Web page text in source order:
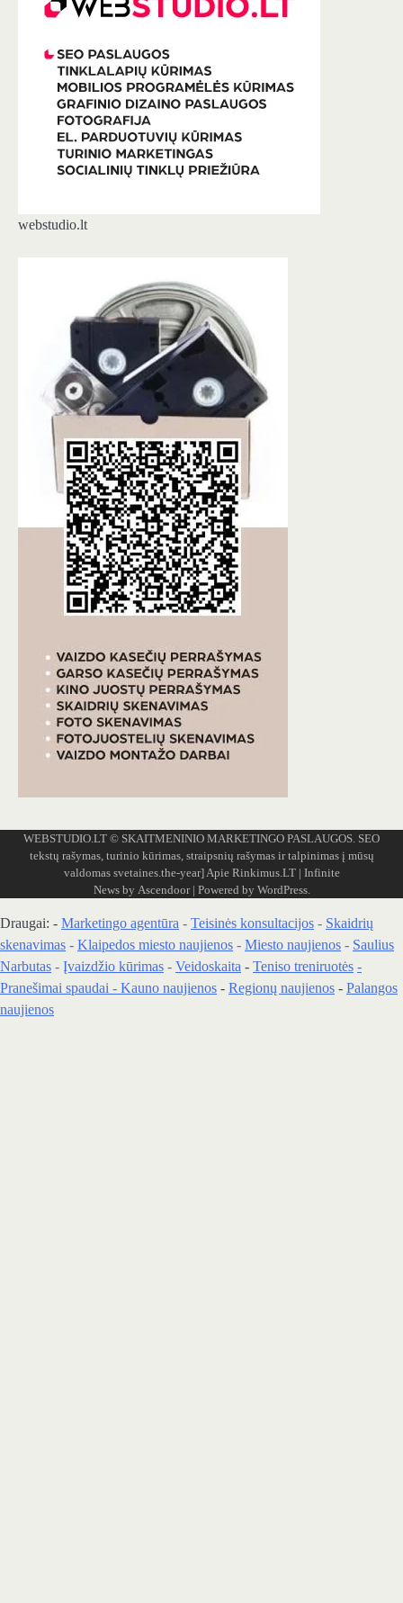
webstudio.lt
WEBSTUDIO.LT © SKAITMENINIO MARKETINGO PASLAUGOS. SEO
tekstų rašymas, turinio kūrimas, straipsnių rašymas ir talpinimas į mūsų
valdomas svetaines.the-year]Apie Rinkimus.LT| Infinite
News by Ascendoor| Powered by WordPress.
Draugai: - Marketingo agentūra - Teisinės konsultacijos - Skaidrių
skenavimas - Klaipedos miesto naujienos - Miesto naujienos - Saulius
Narbutas - Įvaizdžio kūrimas - Veidoskaita - Teniso treniruotės -
Pranešimai spaudai - Kauno naujienos - Regionų naujienos - Palangos
naujienos